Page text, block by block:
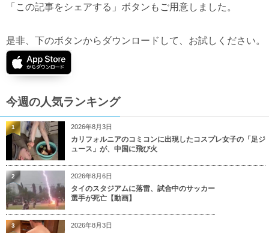
「この記事をシェアする」ボタンもご用意しました。
是非、下のボタンからダウンロードして、お試しください。
今週の人気ランキング
2026年8月3日
カリフォルニアのコミコンに出現したコスプレ女子の「足ジ
ュース」が、中国に飛び火
1
2026年8月6日
タイのスタジアムに落雷、試合中のサッカー
選手が死亡【動画】
2
2026年8月3日
3